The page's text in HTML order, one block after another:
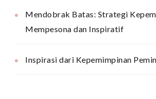
Mendobrak Batas: Strategi
Mempesona dan Inspiratif
Inspirasi dari Kepemimpinan